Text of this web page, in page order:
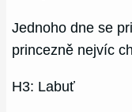
Jednoho dne se
princezně nejvíc
H3: Labuť